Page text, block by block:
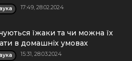
17:49, 28.02.2024
їжаки та чи можна їх
в домашніх умовах
15:31, 28.03.2024